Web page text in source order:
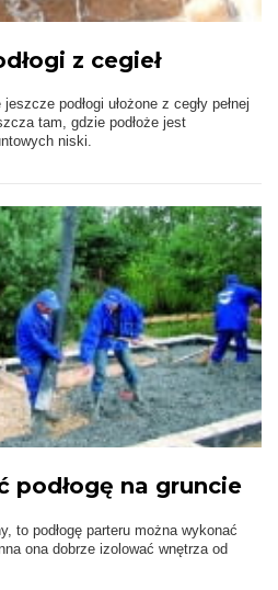
z cegieł
podłogi ułożone z cegły pełnej
tam, gdzie podłoże jest
niski.
podłogę na gruncie
to podłogę parteru można wykonać
ona dobrze izolować wnętrza od